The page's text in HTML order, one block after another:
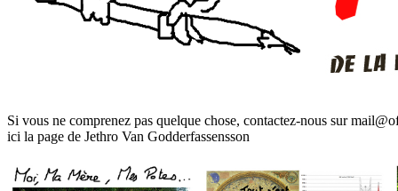
Si vous ne comprenez pas quelque chose, contactez-nous sur
ici la page de Jethro Van Godderfassensson